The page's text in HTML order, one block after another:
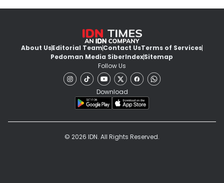
About UsEditorial TeamContact UsTerms of Services
Pedoman Media SiberIndexSitemap
Follow Us
Download
© 2026 IDN. All Rights Reserved.